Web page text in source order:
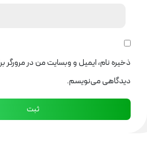
ذخیره نام، ایمیل و وبسایت من در مرورگر
دیدگاهی می‌نویسم.